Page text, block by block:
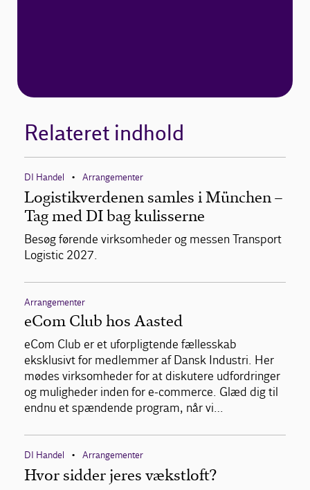
Relateret indhold
DI Handel • Arrangementer
Logistikverdenen samles i München –
Tag med DI bag kulisserne
Besøg førende virksomheder og messen Transport
Logistic 2027.
Arrangementer
eCom Club hos Aasted
eCom Club er et uforpligtende fællesskab
eksklusivt for medlemmer af Dansk Industri. Her
mødes virksomheder for at diskutere udfordringer
og muligheder inden for e-commerce. Glæd dig til
endnu et spændende program, når vi…
DI Handel • Arrangementer
Hvor sidder jeres vækstloft?